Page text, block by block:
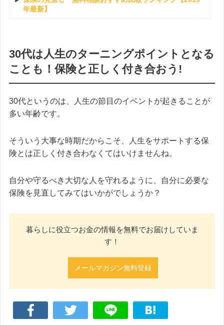
年最新】
30代は人生のターニングポイントとなる
ことも！保険と正しく付き合おう!
30代というのは、人生の節目のイベントが起きることが
多い年齢です。
そういう大事な時期だからこそ、人生をサポートする保
険とは正しく付き合わなくてはいけませんね。
自分や守るべき大切な人を守れるように、自分に必要な
保険を見直してみてはいかがでしょうか？
暮らしに役立つお金の情報を無料でお届けしていま
す！
メールマガジン無料登録